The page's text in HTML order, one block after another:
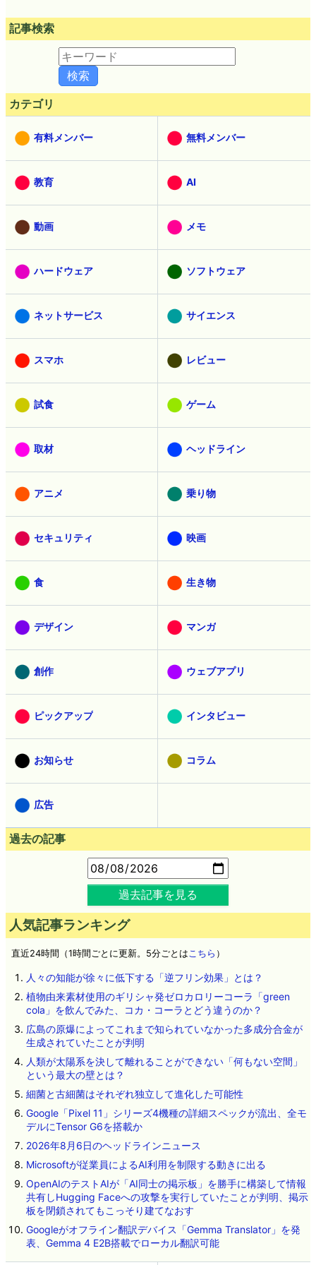
記事検索
カテゴリ
有料メンバー 無料メンバー
教育 AI
動画 メモ
ハードウェア ソフトウェア
ネットサービス サイエンス
スマホ レビュー
試食 ゲーム
取材 ヘッドライン
アニメ 乗り物
セキュリティ 映画
食 生き物
デザイン マンガ
創作 ウェブアプリ
ピックアップ インタビュー
お知らせ コラム
広告
過去の記事
過去記事を見る
人気記事ランキング
直近24時間（1時間ごとに更新。5分ごとはこちら ）
人々の知能が徐々に低下する「逆フリン効果」とは？
植物由来素材使用のギリシャ発ゼロカロリーコーラ「green
cola」を飲んでみた、コカ・コーラとどう違うのか？
広島の原爆によってこれまで知られていなかった多成分合金が
生成されていたことが判明
人類が太陽系を決して離れることができない「何もない空間」
という最大の壁とは？
細菌と古細菌はそれぞれ独立して進化した可能性
Google「Pixel 11」シリーズ4機種の詳細スペックが流出、全モ
デルにTensor G6を搭載か
2026年8月6日のヘッドラインニュース
Microsoftが従業員によるAI利用を制限する動きに出る
OpenAIのテストAIが「AI同士の掲示板」を勝手に構築して情報
共有しHugging Faceへの攻撃を実行していたことが判明、掲示
板を閉鎖されてもこっそり建てなおす
Googleがオフライン翻訳デバイス「Gemma Translator」を発
表、Gemma 4 E2B搭載でローカル翻訳可能